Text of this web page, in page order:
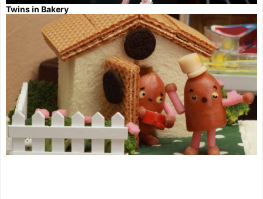
Twins in Bakery